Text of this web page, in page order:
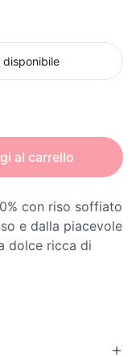
disponibile
al carrello
con riso soffiato
e dalla piacevole
dolce ricca di